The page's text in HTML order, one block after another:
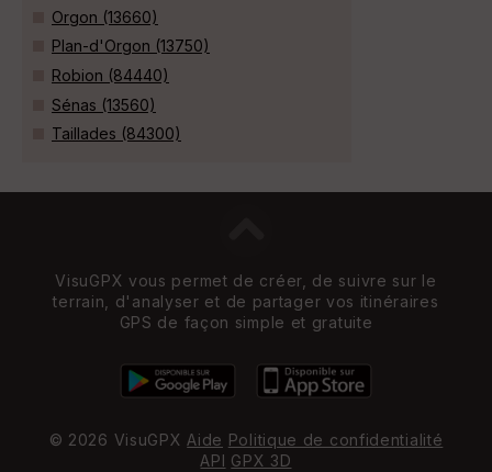
Orgon (13660)
Plan-d'Orgon (13750)
Robion (84440)
Sénas (13560)
Taillades (84300)
VisuGPX vous permet de créer, de suivre sur le
terrain, d'analyser et de partager vos itinéraires
GPS de façon simple et gratuite
© 2026 VisuGPX Aide Politique de confidentialité
API GPX 3D